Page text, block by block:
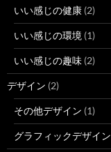
いい感じの健康 (2)
いい感じの環境 (1)
いい感じの趣味 (2)
デザイン (2)
その他デザイン (1)
グラフィックデザイン